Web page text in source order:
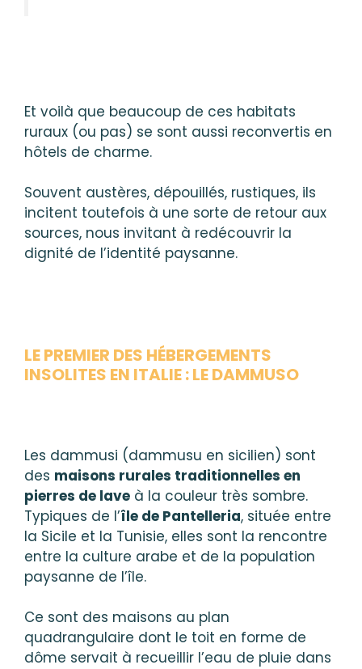
Et voilà que beaucoup de ces habitats
ruraux (ou pas) se sont aussi reconvertis en
hôtels de charme.
Souvent austères, dépouillés, rustiques, ils
incitent toutefois à une sorte de retour aux
sources, nous invitant à redécouvrir la
dignité de l’identité paysanne.
LE PREMIER DES HÉBERGEMENTS
INSOLITES EN ITALIE : LE DAMMUSO
Les dammusi (dammusu en sicilien) sont
des maisons rurales traditionnelles en
pierres de lave à la couleur très sombre.
Typiques de l’île de Pantelleria, située entre
la Sicile et la Tunisie, elles sont la rencontre
entre la culture arabe et de la population
paysanne de l’île.
Ce sont des maisons au plan
quadrangulaire dont le toit en forme de
dôme servait à recueillir l’eau de pluie dans